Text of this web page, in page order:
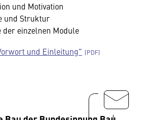
und Motivation
und Struktur
einzelnen Module
und Einleitung"